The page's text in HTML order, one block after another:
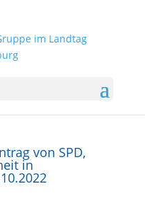
von SPD,
in